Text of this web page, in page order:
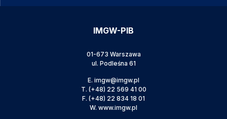
IMGW-PIB
01-673 Warszawa
ul. Podleśna 61
E. imgw@imgw.pl
T. (+48) 22 569 41 00
F. (+48) 22 834 18 01
W. www.imgw.pl